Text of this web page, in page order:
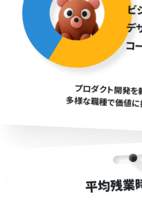
プロダクト開発を
多様な職種で価値に
平均残業